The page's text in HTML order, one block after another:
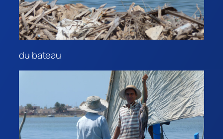
du bateau